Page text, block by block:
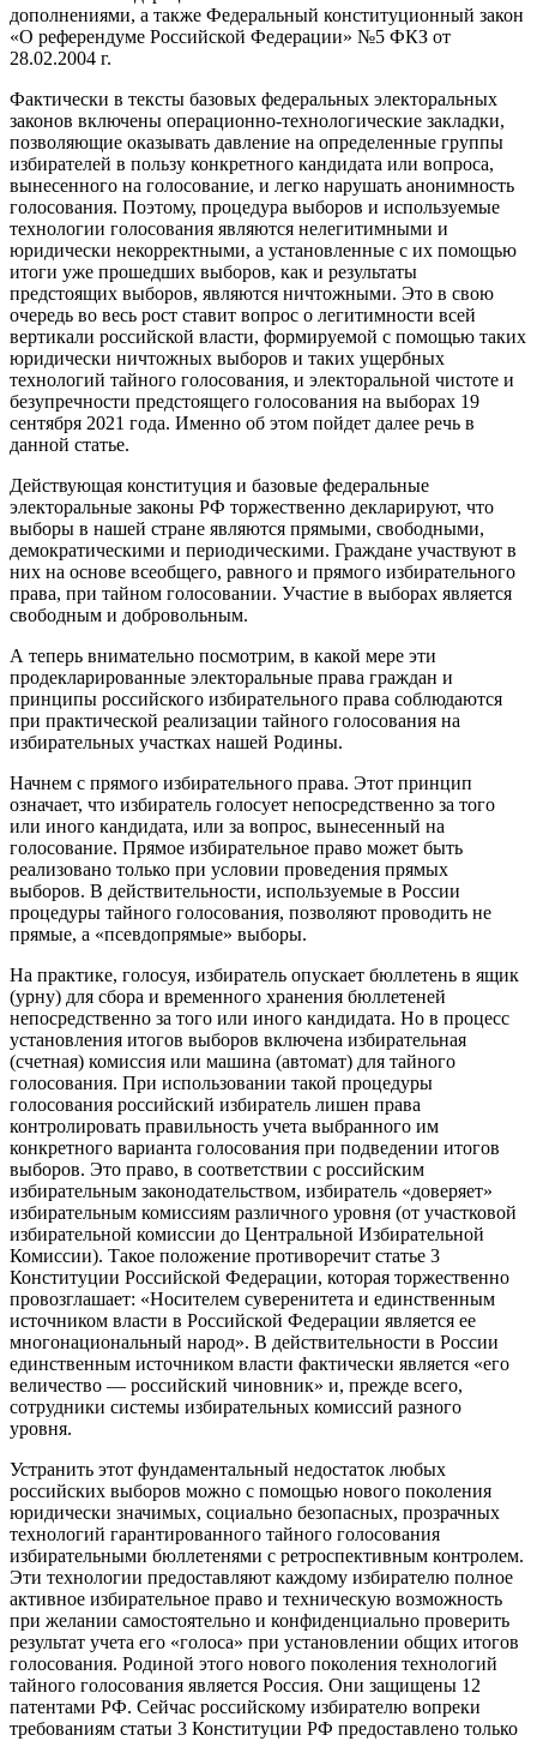
дополнениями, а также Федеральный конституционный закон
«О референдуме Российской Федерации» №5 ФКЗ от
28.02.2004 г.
Фактически в тексты базовых федеральных электоральных
законов включены операционно-технологические закладки,
позволяющие оказывать давление на определенные группы
избирателей в пользу конкретного кандидата или вопроса,
вынесенного на голосование, и легко нарушать анонимность
голосования. Поэтому, процедура выборов и используемые
технологии голосования являются нелегитимными и
юридически некорректными, а установленные с их помощью
итоги уже прошедших выборов, как и результаты
предстоящих выборов, являются ничтожными. Это в свою
очередь во весь рост ставит вопрос о легитимности всей
вертикали российской власти, формируемой с помощью таких
юридически ничтожных выборов и таких ущербных
технологий тайного голосования, и электоральной чистоте и
безупречности предстоящего голосования на выборах 19
сентября 2021 года. Именно об этом пойдет далее речь в
данной статье.
Действующая конституция и базовые федеральные
электоральные законы РФ торжественно декларируют, что
выборы в нашей стране являются прямыми, свободными,
демократическими и периодическими. Граждане участвуют в
них на основе всеобщего, равного и прямого избирательного
права, при тайном голосовании. Участие в выборах является
свободным и добровольным.
А теперь внимательно посмотрим, в какой мере эти
продекларированные электоральные права граждан и
принципы российского избирательного права соблюдаются
при практической реализации тайного голосования на
избирательных участках нашей Родины.
Начнем с прямого избирательного права. Этот принцип
означает, что избиратель голосует непосредственно за того
или иного кандидата, или за вопрос, вынесенный на
голосование. Прямое избирательное право может быть
реализовано только при условии проведения прямых
выборов. В действительности, используемые в России
процедуры тайного голосования, позволяют проводить не
прямые, а «псевдопрямые» выборы.
На практике, голосуя, избиратель опускает бюллетень в ящик
(урну) для сбора и временного хранения бюллетеней
непосредственно за того или иного кандидата. Но в процесс
установления итогов выборов включена избирательная
(счетная) комиссия или машина (автомат) для тайного
голосования. При использовании такой процедуры
голосования российский избиратель лишен права
контролировать правильность учета выбранного им
конкретного варианта голосования при подведении итогов
выборов. Это право, в соответствии с российским
избирательным законодательством, избиратель «доверяет»
избирательным комиссиям различного уровня (от участковой
избирательной комиссии до Центральной Избирательной
Комиссии). Такое положение противоречит статье 3
Конституции Российской Федерации, которая торжественно
провозглашает: «Носителем суверенитета и единственным
источником власти в Российской Федерации является ее
многонациональный народ». В действительности в России
единственным источником власти фактически является «его
величество — российский чиновник» и, прежде всего,
сотрудники системы избирательных комиссий разного
уровня.
Устранить этот фундаментальный недостаток любых
российских выборов можно с помощью нового поколения
юридически значимых, социально безопасных, прозрачных
технологий гарантированного тайного голосования
избирательными бюллетенями с ретроспективным контролем.
Эти технологии предоставляют каждому избирателю полное
активное избирательное право и техническую возможность
при желании самостоятельно и конфиденциально проверить
результат учета его «голоса» при установлении общих итогов
голосования. Родиной этого нового поколения технологий
тайного голосования является Россия. Они защищены 12
патентами РФ. Сейчас российскому избирателю вопреки
требованиям статьи 3 Конституции РФ предоставлено только